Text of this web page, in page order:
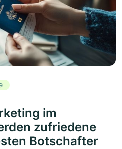
im
zufriedene
Botschafter